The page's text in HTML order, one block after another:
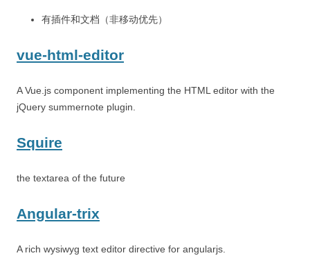
有插件和文档（非移动优先）
vue-html-editor
A Vue.js component implementing the HTML editor with the
jQuery summernote plugin.
Squire
the textarea of the future
Angular-trix
A rich wysiwyg text editor directive for angularjs.